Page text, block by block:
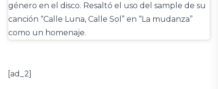
género en el disco. Resaltó el uso del sample de su
canción “Calle Luna, Calle Sol” en “La mudanza”
como un homenaje.
[ad_2]